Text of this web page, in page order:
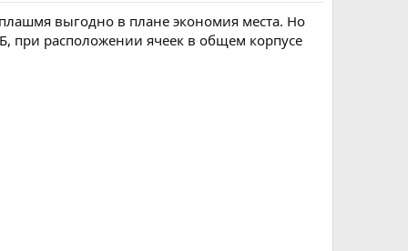
выгодно в плане экономия места. Но
при расположении ячеек в общем корпусе